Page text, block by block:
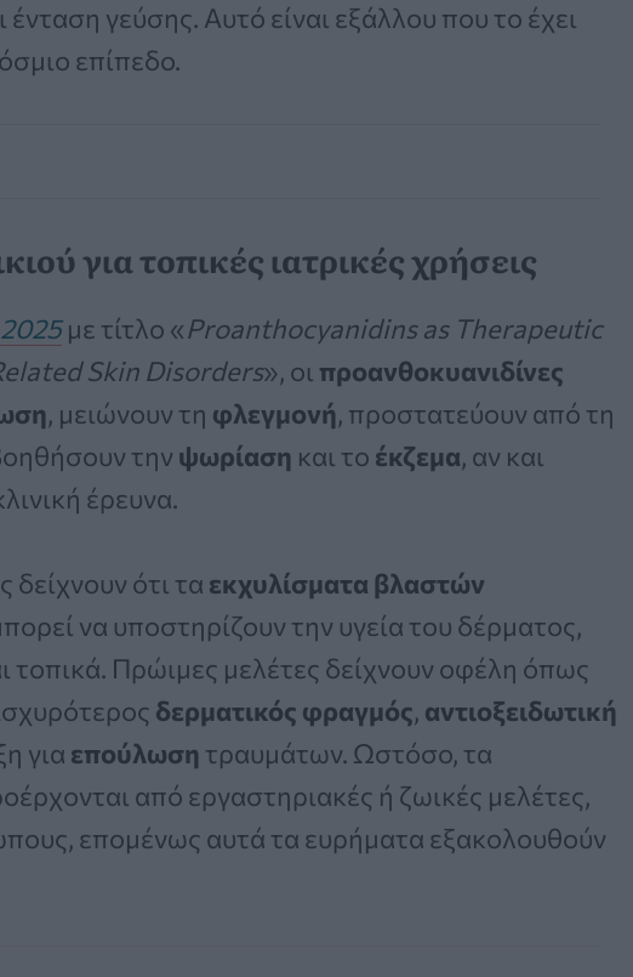
γεύσης. Αυτό είναι εξάλλου που το έχει
επίπεδο.
για τοπικές ιατρικές χρήσεις
με τίτλο «Proanthocyanidins as Therapeutic
Skin Disorders», οι προανθοκυανιδίνες
, μειώνουν τη φλεγμονή, προστατεύουν από τη
την ψωρίαση και το έκζεμα, αν και
έρευνα.
ότι τα εκχυλίσματα βλαστών
να υποστηρίζουν την υγεία του δέρματος,
τοπικά. Πρώιμες μελέτες δείχνουν οφέλη όπως
δερματικός φραγμός, αντιοξειδωτική
για επούλωση τραυμάτων. Ωστόσο, τα
από εργαστηριακές ή ζωικές μελέτες,
επομένως αυτά τα ευρήματα εξακολουθούν